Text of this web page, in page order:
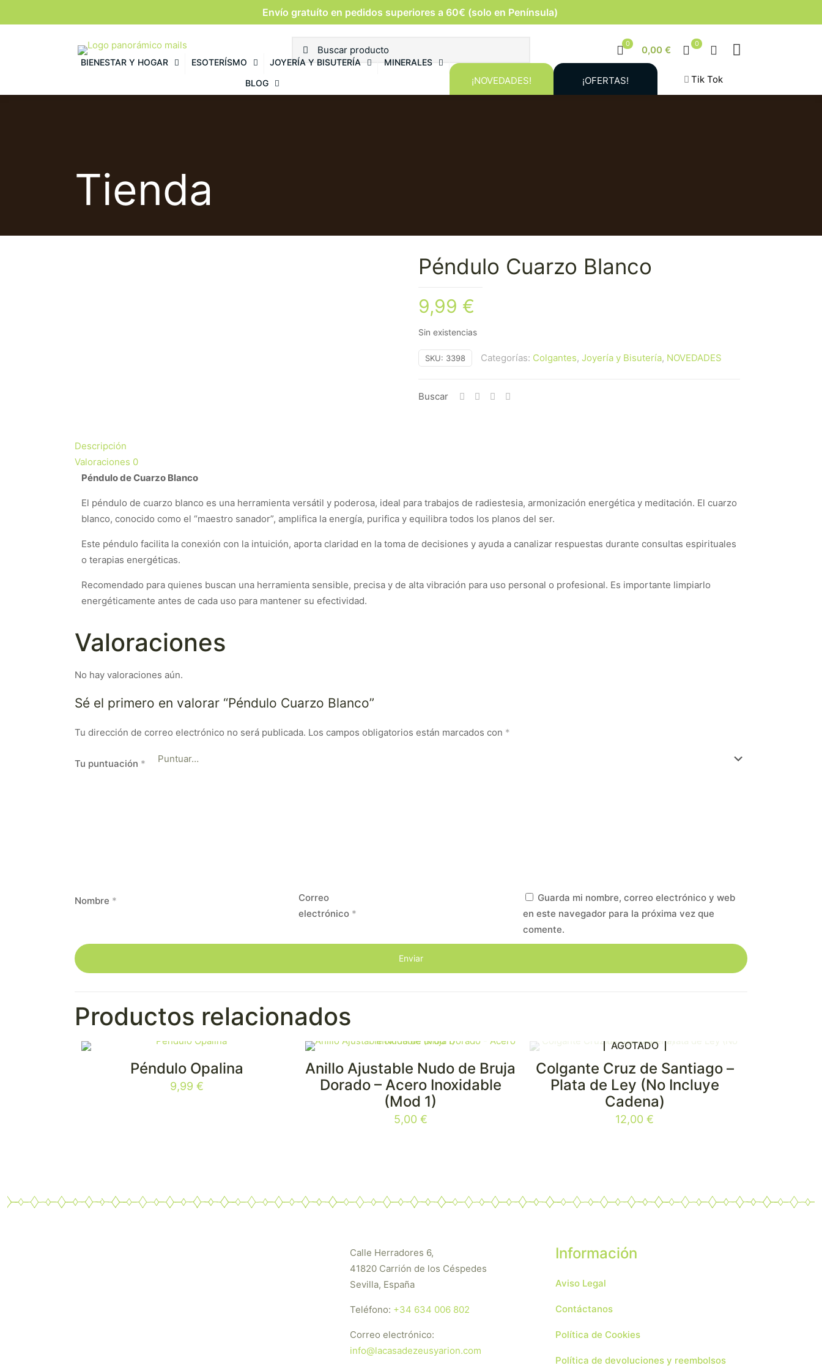
Envío gratuíto en pedidos superiores a 60€ (solo en Península)
0
0,00 €
0
BIENESTAR Y HOGAR ESOTERÍSMO JOYERÍA Y BISUTERÍA
MINERALES
BLOG
¡NOVEDADES! ¡OFERTAS! Tik Tok
Tienda
Péndulo Cuarzo Blanco
9,99 €
Sin existencias
SKU: 3398 Categorías: Colgantes, Joyería y Bisutería, NOVEDADES
Buscar
Descripción
Valoraciones 0
Péndulo de Cuarzo Blanco
El péndulo de cuarzo blanco es una herramienta versátil y poderosa, ideal para trabajos de radiestesia, armonización energética y meditación. El cuarzo
blanco, conocido como el “maestro sanador”, amplifica la energía, purifica y equilibra todos los planos del ser.
Este péndulo facilita la conexión con la intuición, aporta claridad en la toma de decisiones y ayuda a canalizar respuestas durante consultas espirituales
o terapias energéticas.
Recomendado para quienes buscan una herramienta sensible, precisa y de alta vibración para uso personal o profesional. Es importante limpiarlo
energéticamente antes de cada uso para mantener su efectividad.
Valoraciones
No hay valoraciones aún.
Sé el primero en valorar “Péndulo Cuarzo Blanco”
Tu dirección de correo electrónico no será publicada. Los campos obligatorios están marcados con *
Tu puntuación *
Nombre *
Correo
electrónico *
Guarda mi nombre, correo electrónico y web
en este navegador para la próxima vez que
comente.
Productos relacionados
Péndulo Opalina
9,99 €
Anillo Ajustable Nudo de Bruja
Dorado – Acero Inoxidable
(Mod 1)
5,00 €
AGOTADO
Colgante Cruz de Santiago –
Plata de Ley (No Incluye
Cadena)
12,00€
Calle Herradores 6,
41820 Carrión de los Céspedes
Sevilla, España
Teléfono: +34 634 006 802
Correo electrónico:
info@lacasadezeusyarion.com
Información
Aviso Legal
Contáctanos
Política de Cookies
Política de devoluciones y reembolsos